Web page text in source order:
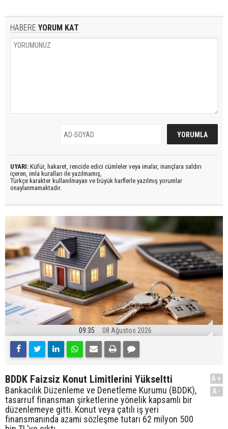
HABERE YORUM KAT
UYARI: Küfür, hakaret, rencide edici cümleler veya imalar, inançlara saldırı
içeren, imla kuralları ile yazılmamış,
Türkçe karakter kullanılmayan ve büyük harflerle yazılmış yorumlar
onaylanmamaktadır.
09:35 08 Ağustos 2026
BDDK Faizsiz Konut Limitlerini Yükseltti
Bankacılık Düzenleme ve Denetleme Kurumu (BDDK),
tasarruf finansman şirketlerine yönelik kapsamlı bir
düzenlemeye gitti. Konut veya çatılı iş yeri
finansmanında azami sözleşme tutarı 62 milyon 500
A+
A-